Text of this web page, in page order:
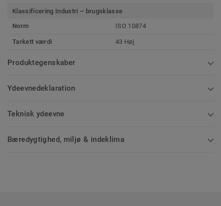
Klassificering Industri – brugsklasse
Norm
ISO 10874
Tarkett værdi 43 Høj
Produktegenskaber
Ydeevnedeklaration
Teknisk ydeevne
Bæredygtighed, miljø & indeklima